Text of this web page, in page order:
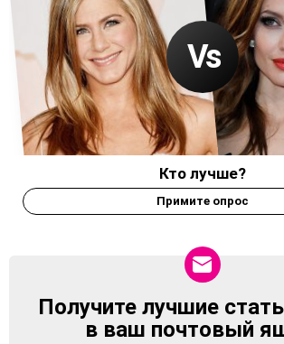
Кто лучше?
Примите опрос
NEWSLETTER
Получите лучшие
в ваш почтовый